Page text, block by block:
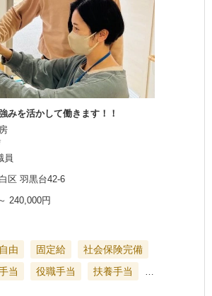
みを活かして働きます！！
員
区 羽黒台42-6
240,000円
由 固定給
社会保険完備
当 役職手当 扶養手当